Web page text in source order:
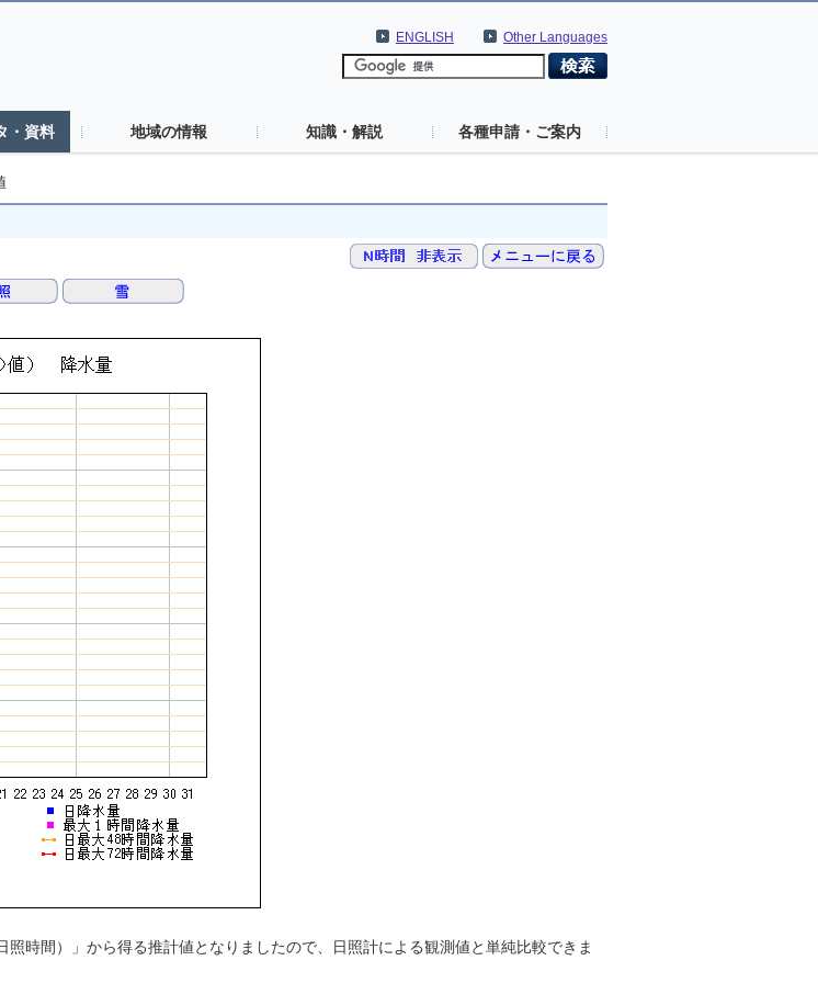
Other Languages
ENGLISH
・資料 地域の情報 知識・解説 各種申請・ご案内
時間）」から得る推計値となりましたので、日照計による観測値と単純比較できま